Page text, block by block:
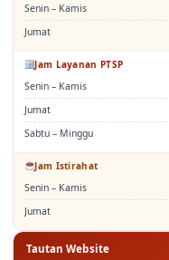
Senin – Kamis
Jumat
Jam Layanan PTSP
Senin – Kamis
Jumat
Sabtu – Minggu
Jam Istirahat
Senin – Kamis
Jumat
Tautan Website